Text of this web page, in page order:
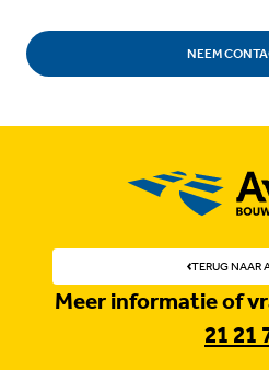
NEEM
TERUG NAAR
Meer informatie of
21 21